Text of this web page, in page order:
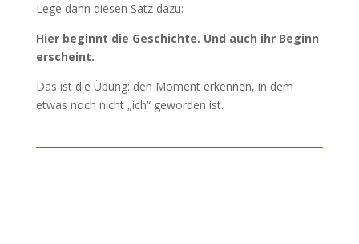
Lege dann diesen Satz dazu:
Hier beginnt die Geschichte. Und auch ihr Beginn
erscheint.
Das ist die Übung: den Moment erkennen, in dem
etwas noch nicht „ich“ geworden ist.